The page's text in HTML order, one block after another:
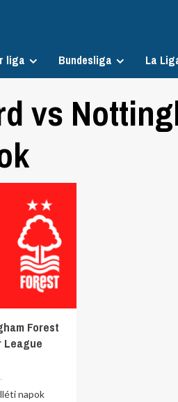
liga Bundesliga La
vs
Forest
League
napok